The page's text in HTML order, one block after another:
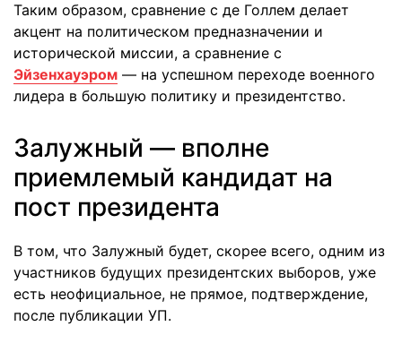
Таким образом, сравнение с де Голлем делает
акцент на политическом предназначении и
исторической миссии, а сравнение с
Эйзенхауэром — на успешном переходе военного
лидера в большую политику и президентство.
Залужный — вполне
приемлемый кандидат на
пост президента
В том, что Залужный будет, скорее всего, одним из
участников будущих президентских выборов, уже
есть неофициальное, не прямое, подтверждение,
после публикации УП.